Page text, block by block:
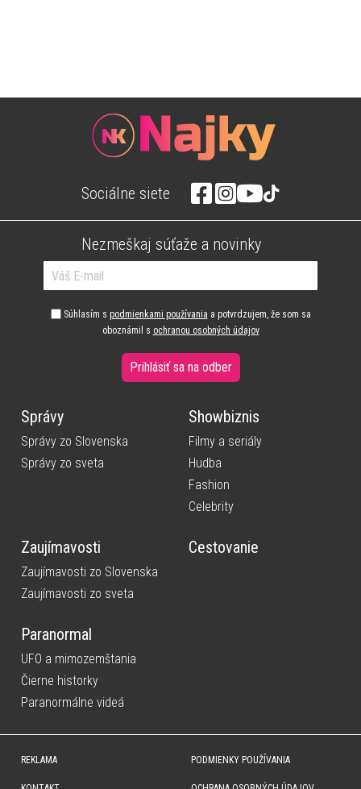
Sociálne siete
Nezmeškaj súťaže a novinky
Súhlasím s podmienkami používania a potvrdzujem, že som sa
oboznámil s ochranou osobných údajov
Prihlásiť sa na odber
Správy
Správy zo Slovenska
Správy zo sveta
Showbiznis
Filmy a seriály
Hudba
Fashion
Celebrity
Zaujímavosti
Zaujímavosti zo Slovenska
Zaujímavosti zo sveta
Cestovanie
Paranormal
UFO a mimozemštania
Čierne historky
Paranormálne videá
REKLAMA PODMIENKY POUŽÍVANIA